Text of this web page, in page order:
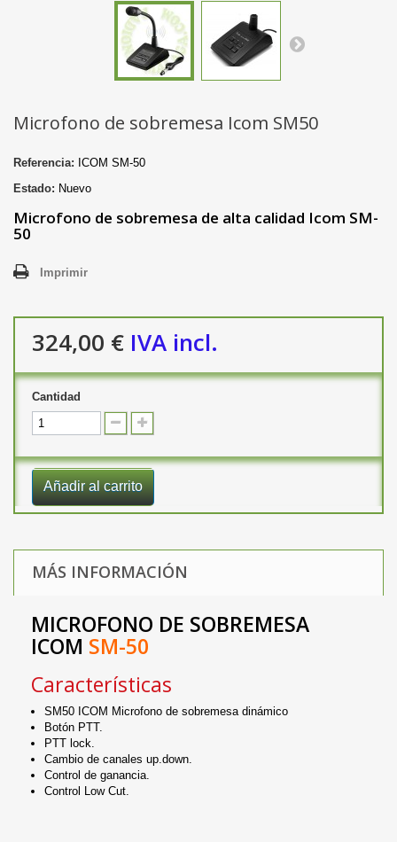
Microfono de sobremesa Icom SM50
Referencia: ICOM SM-50
Estado: Nuevo
Microfono de sobremesa de alta calidad Icom SM-
50
Imprimir
324,00 € IVA incl.
Cantidad
Añadir al carrito
MÁS INFORMACIÓN
MICROFONO DE SOBREMESA
ICOM SM-50
Características
SM50 ICOM Microfono de sobremesa dinámico
Botón PTT.
PTT lock.
Cambio de canales up.down.
Control de ganancia.
Control Low Cut.